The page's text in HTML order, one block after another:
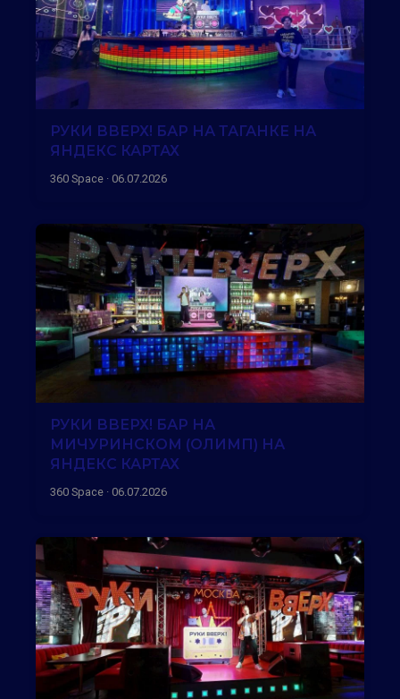
РУКИ ВВЕРХ! БАР НА ТАГАНКЕ НА
ЯНДЕКС КАРТАХ
360 Space · 06.07.2026
РУКИ ВВЕРХ! БАР НА
МИЧУРИНСКОМ (ОЛИМП) НА
ЯНДЕКС КАРТАХ
360 Space · 06.07.2026